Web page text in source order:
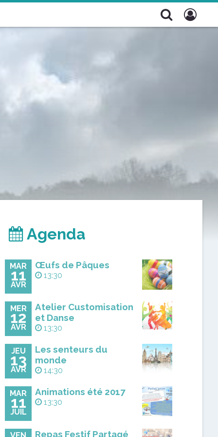
Agenda
MAR
11
AVR
Œufs de Pâques
13:30
MER
12
AVR
Atelier Customisation
et Danse
13:30
JEU
13
AVR
Les senteurs du
monde
14:30
MAR
11
JUIL
Animations été 2017
13:30
Repas Festif Partagé